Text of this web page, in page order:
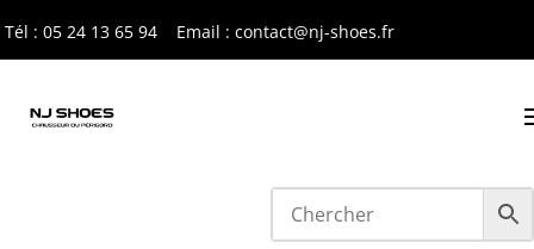
Tél : 05 24 13 65 94 Email : contact@nj-shoes.fr